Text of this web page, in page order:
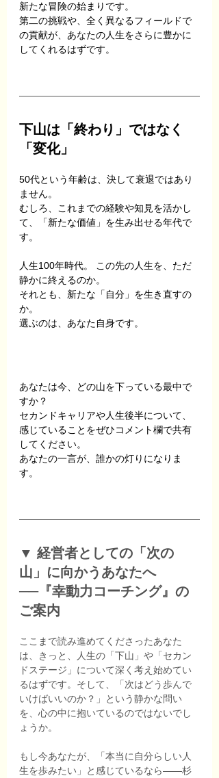
新たな冒険の始まりです。
第二の挑戦や、全く異なるフィールドで
の貢献が、あなたの人生をさらに豊かに
してくれるはずです。
下山は「終わり」ではなく
「変化」
50代という年齢は、決して衰退ではあり
ません。
むしろ、これまでの経験や知見を活かし
て、「新たな価値」を生み出せる年代で
す。
人生100年時代。 この先の人生を、ただ
静かに終えるのか。
それとも、新たな「自分」を生き直すの
か。
選ぶのは、あなた自身です。
あなたは今、どの山を下っている最中で
すか？
セカンドキャリアや人生後半について、
感じていることをぜひコメント欄で共有
してください。
あなたの一言が、誰かの灯りになりま
す。
▼ 経営者としての「次の
山」に向かうあなたへ
──『幸動力コーチング』の
ご案内
ここまで読み進めてくださったあなた
は、きっと、人生の「下山」や「セカン
ドステージ」について深く考え始めてい
るはずです。そして、「次はどう歩んで
いけばいいのか？」という静かな問い
を、心の中に抱いているのではないでし
ょうか。
もし今あなたが、「本当に自分らしい人
生を歩みたい」と感じているなら――杉